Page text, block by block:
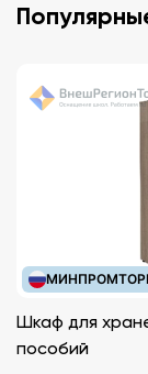
Шкаф для
пособий